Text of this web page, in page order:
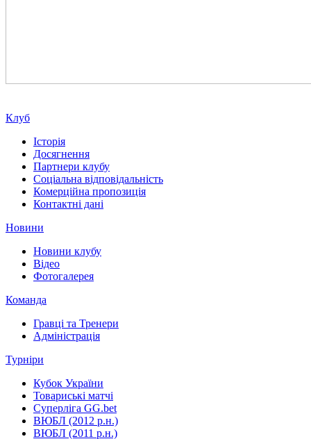
Клуб
Історія
Досягнення
Партнери клубу
Соціальна відповідальність
Комерційна пропозиція
Контактні дані
Новини
Новини клубу
Відео
Фотогалерея
Команда
Гравці та Тренери
Адміністрація
Турніри
Кубок України
Товариські матчі
Суперліга GG.bet
ВЮБЛ (2012 р.н.)
ВЮБЛ (2011 р.н.)